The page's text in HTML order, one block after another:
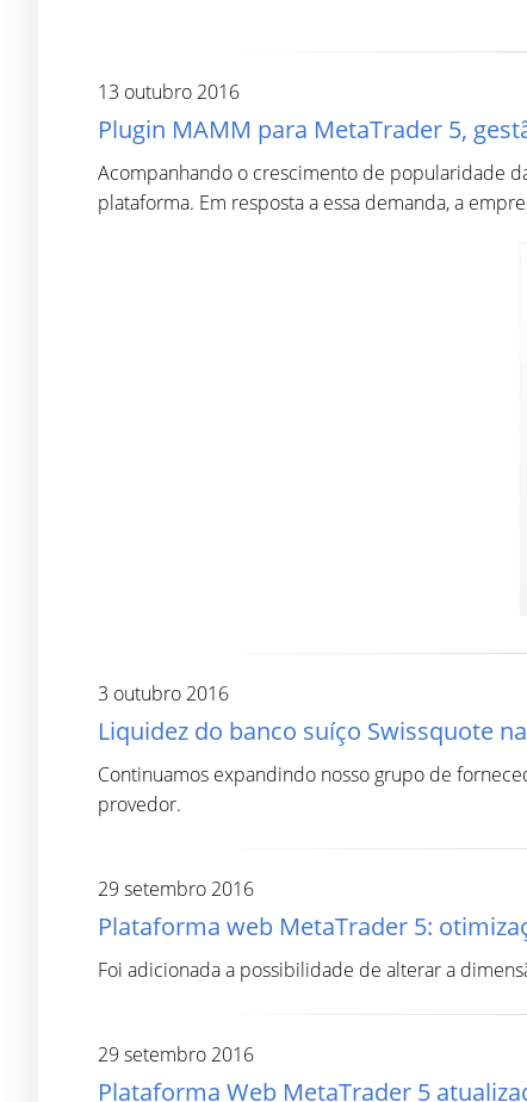
13 outubro 2016
Plugin MAMM para MetaTrader 5,
Acompanhando o crescimento de popularidade
plataforma. Em resposta a essa demanda, a
3 outubro 2016
Liquidez do banco suíço Swissquote
Continuamos expandindo nosso grupo de
provedor.
29 setembro 2016
Plataforma web MetaTrader 5:
Foi adicionada a possibilidade de alterar a
29 setembro 2016
Plataforma Web MetaTrader 5